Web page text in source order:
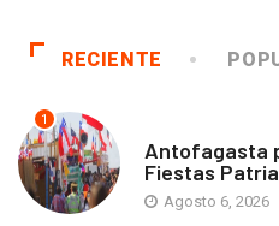
RECIENTE
1
Antofagasta
Fiestas
Agosto 6, 2026